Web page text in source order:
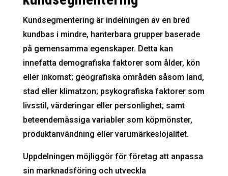
Kundsegmentering är indelningen av en bred
kundbas i mindre, hanterbara grupper baserade
på gemensamma egenskaper. Detta kan
innefatta demografiska faktorer som ålder, kön
eller inkomst; geografiska områden såsom land,
stad eller klimatzon; psykografiska faktorer som
livsstil, värderingar eller personlighet; samt
beteendemässiga variabler som köpmönster,
produktanvändning eller varumärkeslojalitet.
Uppdelningen möjliggör för företag att anpassa
sin marknadsföring och utveckla